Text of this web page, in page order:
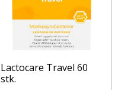
Lactocare Travel 60
stk.